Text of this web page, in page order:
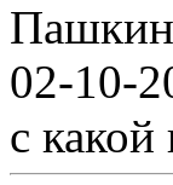
Пашкин
02-10-
с какой